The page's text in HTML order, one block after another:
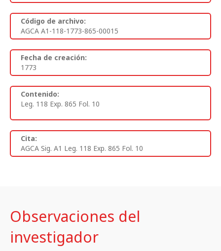
Código de archivo:
AGCA A1-118-1773-865-00015
Fecha de creación:
1773
Contenido:
Leg. 118 Exp. 865 Fol. 10
Cita:
AGCA Sig. A1 Leg. 118 Exp. 865 Fol. 10
Observaciones del
investigador